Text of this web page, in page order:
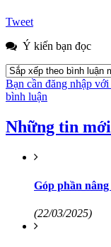
Tweet
Ý kiến bạn đọc
Bạn cần đăng nhập
bình luận
Những tin
Góp phần
(22/03/2025)